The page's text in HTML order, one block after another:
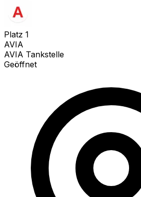
Platz 1
AVIA
AVIA Tankstelle
Geöffnet